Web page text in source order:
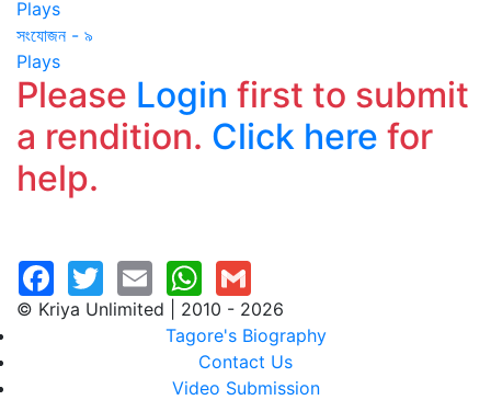
Plays
সংযোজন - ৯
Plays
Please Login first to submit
a rendition. Click here for
help.
© Kriya Unlimited | 2010 - 2026
Tagore's Biography
Contact Us
Video Submission